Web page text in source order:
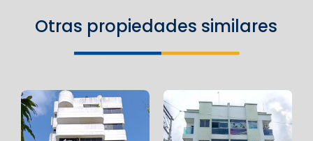
Otras propiedades similares